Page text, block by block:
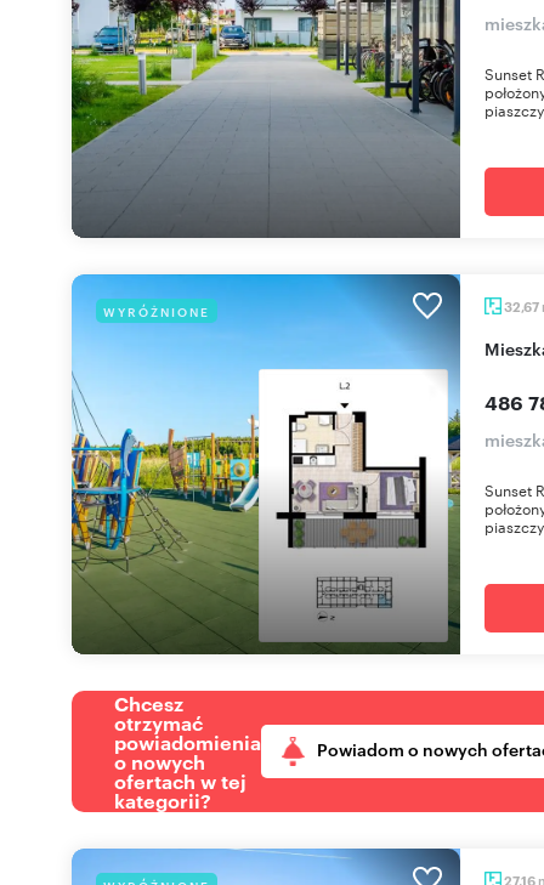
Sunset
WYRÓŻNIONE 32,67
486
Sunset
Chcesz
otrzymać
powiadomienia
o nowych
ofertach w tej
kategorii?
Powiadom o nowych
27,16